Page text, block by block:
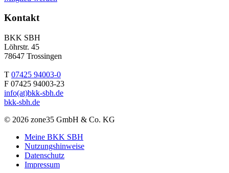
Kontakt
BKK SBH
Löhrstr. 45
78647 Trossingen
T 07425 94003-0
F 07425 94003-23
info(at)bkk-sbh.de
bkk-sbh.de
© 2026 zone35 GmbH & Co. KG
Meine BKK SBH
Nutzungshinweise
Datenschutz
Impressum